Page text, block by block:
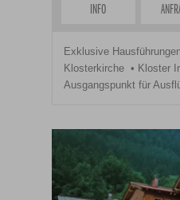
INFO
Exklusive
Klosterkirche
Kloster
Ausgangspunkt für